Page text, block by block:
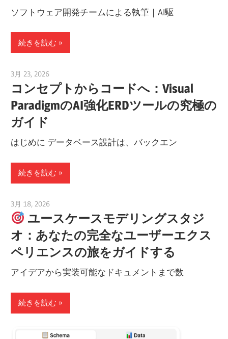
ソフトウェア開発チームによる執筆｜AI駆
続きを読む
3月 23, 2026
コンセプトからコードへ：Visual
ParadigmのAI強化ERDツールの究極の
ガイド
はじめに データベース設計は、バックエン
続きを読む
3月 18, 2026
ユースケースモデリングスタジ
オ：あなたの完全なユーザーエクス
ペリエンスの旅をガイドする
アイデアから実装可能なドキュメントまで数
続きを読む